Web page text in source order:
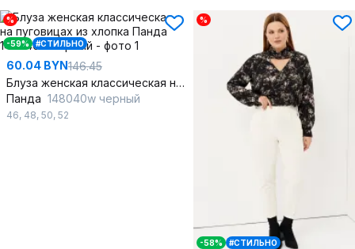
%
-59% #СТИЛЬНО
60.04 BYN146.45
Блуза женская классическая на пуговицах из хлопка
Панда 148040w черный
46, 48, 50, 52
%
-58% #СТИЛЬНО